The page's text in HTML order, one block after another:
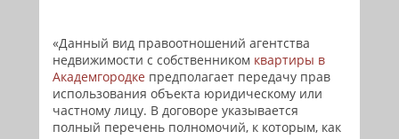
«Данный вид правоотношений агентства
недвижимости с собственником квартиры в
Академгородке предполагает передачу прав
использования объекта юридическому или
частному лицу. В договоре указывается
полный перечень полномочий, к которым, как